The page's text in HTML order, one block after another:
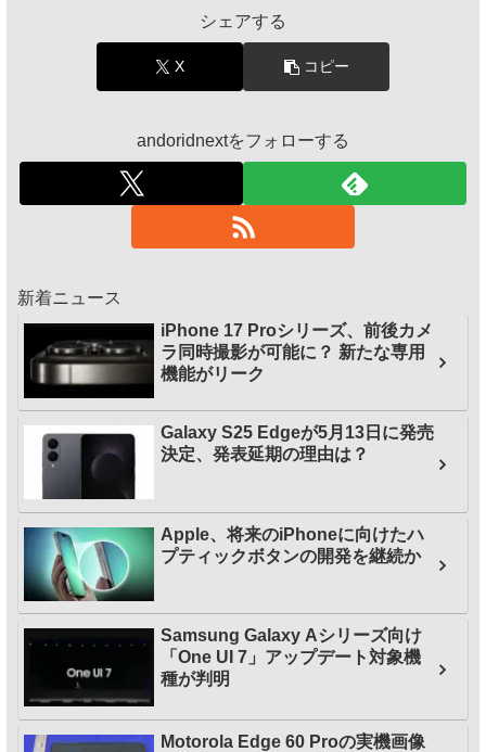
シェアする
X コピー
andoridnextをフォローする
新着ニュース
iPhone 17 Proシリーズ、前後カメ
ラ同時撮影が可能に？ 新たな専用
機能がリーク
Galaxy S25 Edgeが5月13日に発売
決定、発表延期の理由は？
Apple、将来のiPhoneに向けたハ
プティックボタンの開発を継続か
Samsung Galaxy Aシリーズ向け
「One UI 7」アップデート対象機
種が判明
Motorola Edge 60 Proの実機画像